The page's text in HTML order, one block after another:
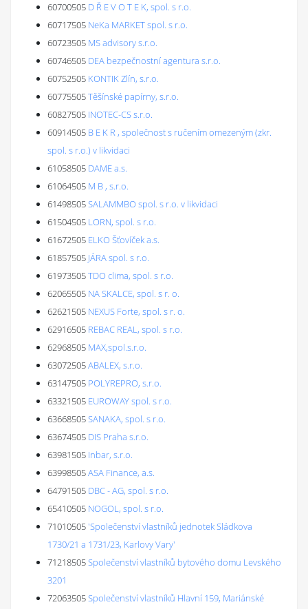
60700505 D Ř E V O T E K, spol. s r.o.
60717505 NeKa MARKET spol. s r.o.
60723505 MS advisory s.r.o.
60746505 DEA bezpečnostní agentura s.r.o.
60752505 KONTIK Zlín, s.r.o.
60775505Těšínské papírny, s.r.o.
60827505 INOTEC-CS s.r.o.
60914505 B E K R , společnost s ručením omezeným (zkr.
spol. s r.o.) v likvidaci
61058505 DAME a.s.
61064505 M B , s.r.o.
61498505SALAMMBO spol. s r.o. v likvidaci
61504505 LORN, spol. s r.o.
61672505 ELKO Šťovíček a.s.
61857505 JÁRA spol. s r.o.
61973505TDO clima, spol. s r.o.
62065505 NA SKALCE, spol. s r. o.
62621505 NEXUS Forte, spol. s r. o.
62916505 REBAC REAL, spol. s r.o.
62968505 MAX,spol.s.r.o.
63072505ABALEX, s.r.o.
63147505 POLYREPRO, s.r.o.
63321505 EUROWAY spol. s r.o.
63668505SANAKA, spol. s r.o.
63674505 DIS Praha s.r.o.
63981505 Inbar, s.r.o.
63998505ASA Finance, a.s.
64791505 DBC - AG, spol. s r.o.
65410505 NOGOL, spol. s r.o.
71010505'Společenství vlastníků jednotek Sládkova
1730/21 a 1731/23, Karlovy Vary'
71218505Společenství vlastníků bytového domu Levského
3201
72063505Společenství vlastníků Hlavní 159, Mariánské